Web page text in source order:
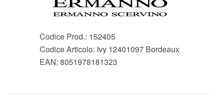
Codice Prod.: 152405
Codice Articolo: Ivy 12401097 Bordeaux
EAN: 8051978181323